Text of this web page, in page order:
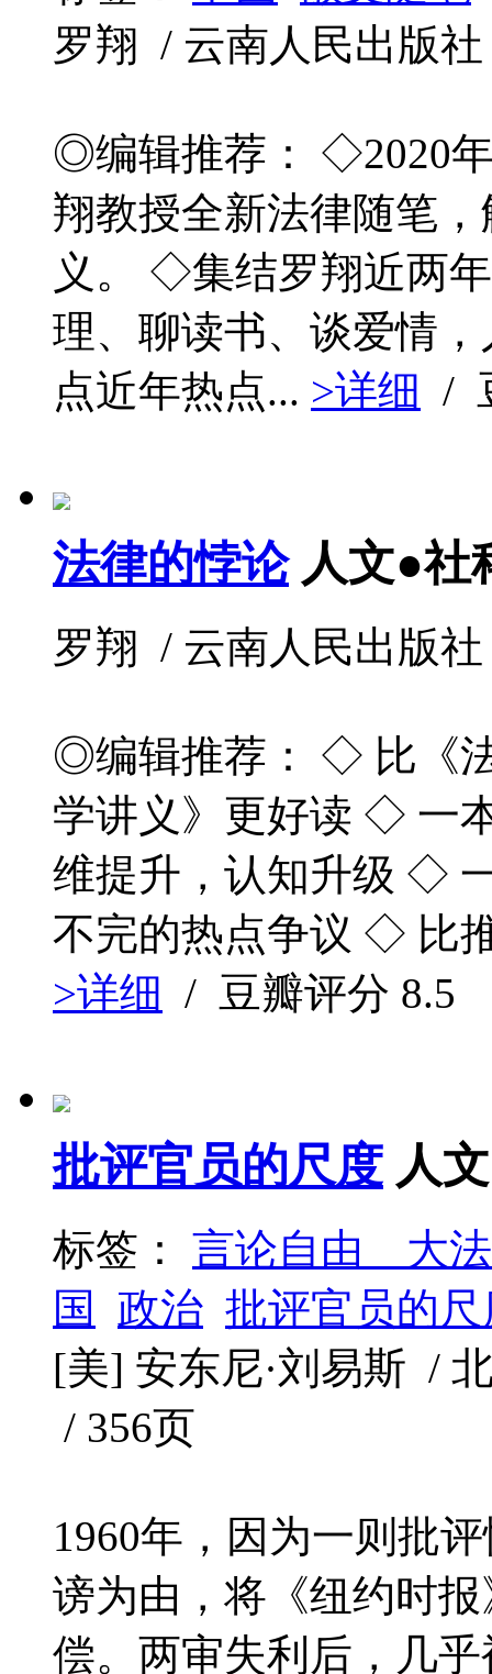
罗翔 / 云南人民出版
◎编辑推荐： ◇2020
翔教授全新法律随笔
义。 ◇集结罗翔近两
理、聊读书、谈爱情
点近年热点... >详细 /
法律的悖论 人文●社
罗翔 / 云南人民出版
◎编辑推荐： ◇ 比《
学讲义》更好读 ◇ 一
维提升，认知升级 ◇
不完的热点争议 ◇ 比
>详细 / 豆瓣评分 8.5
批评官员的尺度 人
标签： 言论自由 大
国
政治 批评官员的尺
[美] 安东尼·刘易斯 /
/ 356页
1960年，因为一则批
谤为由，将《纽约时
偿。两审失利后，几